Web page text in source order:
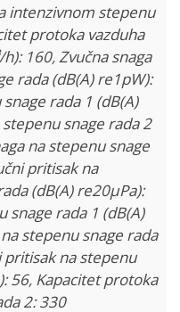
intenzivnom stepenu
protoka vazduha
160,Zvučna snaga
rada (dB(A) re1pW):
rada 1 (dB(A)
snage rada 2
na stepenu snage
pritisak na
(dB(A) re20µPa):
snage rada 1 (dB(A)
stepenu snage rada
pritisak na stepenu
56, Kapacitet protoka
2: 330